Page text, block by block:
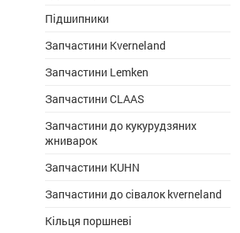
Підшипники
Запчастини Kverneland
Запчастини Lemken
Запчастини CLAAS
Запчастини до кукурудзяних
жниварок
Запчастини KUHN
Запчастини до сівалок kverneland
Кільця поршневі